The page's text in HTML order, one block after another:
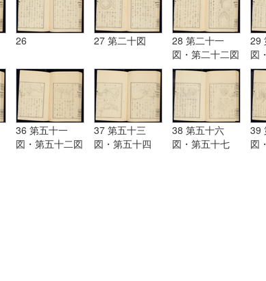
26 27 第二十図
28 第二十一
図・第二十二図
29
図
36 第五十一
図・第五十二図
37 第五十三
図・第五十四
38 第五十六
図・第五十七
39
図